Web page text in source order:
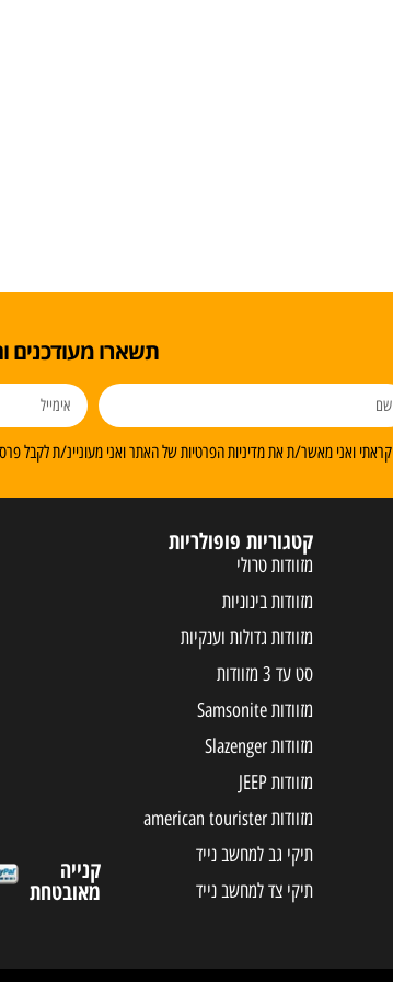
תשארו מעודכנים
קראתי ואני מאשר/ת את מדיניות הפרטיות של האתר ואני מעוניינ/ת לקבל
קטגוריות פופולריות
מזוודות טרולי
מזוודות בינוניות
מזוודות גדולות וענקיות
סט עד 3 מזוודות
מזוודות Samsonite
מזוודות Slazenger
מזוודות JEEP
מזוודות american tourister
תיקי גב למחשב נייד
תיקי צד למחשב נייד
קנייה
מאובטחת